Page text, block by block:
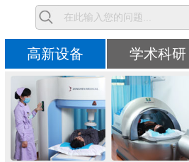
高新设备 学术科研